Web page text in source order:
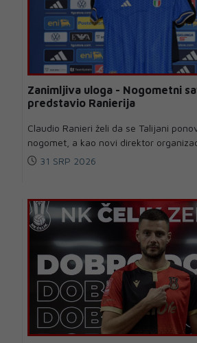
Zanimljiva uloga - Nogometni
predstavio Ranierija
Claudio Ranieri želi da se Talijani
nogomet, a kao novi direktor
31 SRP 2026